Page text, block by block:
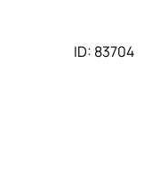
ID: 83704